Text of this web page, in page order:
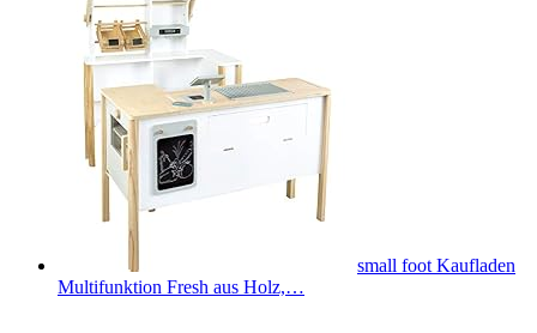
small foot Kaufladen
Multifunktion Fresh aus Holz,…